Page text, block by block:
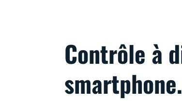
Contrôle à
smartphone.